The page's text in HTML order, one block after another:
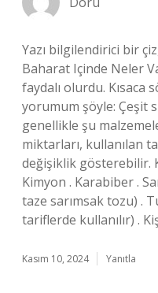
Yazı bilgilendirici bir
Baharat Içinde Neler
faydalı olurdu. Kısaca
yorumum şöyle: Çeşit
genellikle şu
miktarları, kullanılan
değişiklik gösterebilir.
Kimyon . Karabiber .
taze sarımsak tozu) .
tariflerde kullanılır) .
Kasım 10, 2024 Yanıtla